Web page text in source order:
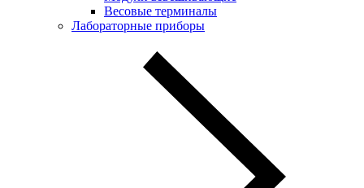
Весовые терминалы
Лабораторные приборы